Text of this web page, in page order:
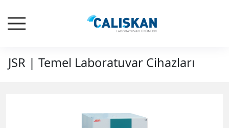
JSR | Temel Laboratuvar Cihazları